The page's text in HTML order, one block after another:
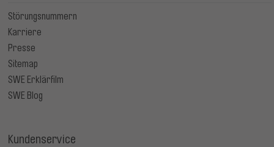
Störungsnummern
Karriere
Presse
Sitemap
SWE Erklärfilm
SWE Blog
Kundenservice